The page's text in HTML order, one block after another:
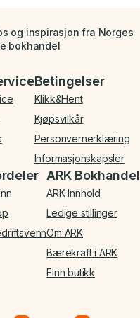
og inspirasjon fra Norges
bokhandel
Betingelser
Klikk&Hent
Kjøpsvilkår
Personvernerklæring
Informasjonskapsler
ARK Bokhandel
ARK Innhold
Ledige stillinger
Om ARK
Bærekraft i ARK
Finn butikk